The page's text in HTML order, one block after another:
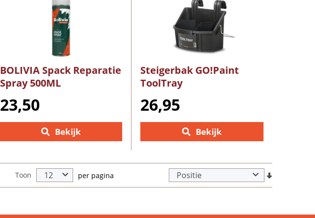
BOLIVIA Spack Reparatie
Spray 500ML
23,50
Bekijk
Steigerbak GO!Paint
ToolTray
26,95
Bekijk
Toon per pagina